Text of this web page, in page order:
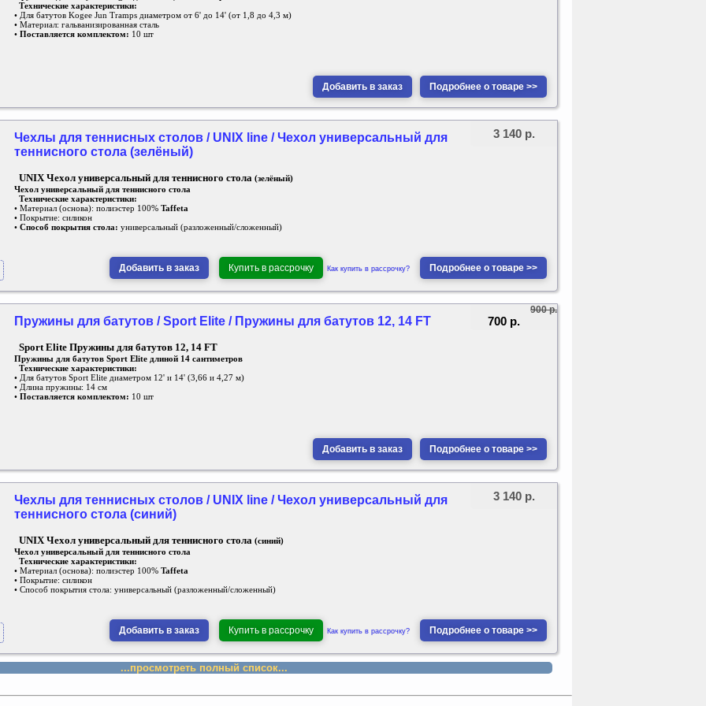
Технические характеристики:
• Для батутов Kogee Jun Tramps диаметром от 6' до 14' (от 1,8 до 4,3 м)
• Материал: гальванизированная сталь
• Поставляется комплектом: 10 шт
Добавить в заказ Подробнее о товаре >>
Чехлы для теннисных столов / UNIX line / Чехол универсальный для
теннисного стола (зелёный)
UNIX Чехол универсальный для теннисного стола (зелёный)
Чехол универсальный для теннисного стола
Технические характеристики:
• Материал (основа): полиэстер 100% Taffeta
• Покрытие: силикон
• Способ покрытия стола: универсальный (разложенный/сложенный)
Добавить в заказ Купить в рассрочку Как купить в рассрочку? Подробнее о товаре >>
3 140 р.
Пружины для батутов / Sport Elite / Пружины для батутов 12, 14 FT
Sport Elite Пружины для батутов 12, 14 FT
Пружины для батутов Sport Elite длиной 14 сантиметров
Технические характеристики:
• Для батутов Sport Elite диаметром 12' и 14' (3,66 и 4,27 м)
• Длина пружины: 14 см
• Поставляется комплектом: 10 шт
Добавить в заказ Подробнее о товаре >>
900 р.
700 р.
Чехлы для теннисных столов / UNIX line / Чехол универсальный для
теннисного стола (синий)
UNIX Чехол универсальный для теннисного стола (синий)
Чехол универсальный для теннисного стола
Технические характеристики:
• Материал (основа): полиэстер 100% Taffeta
• Покрытие: силикон
• Способ покрытия стола: универсальный (разложенный/сложенный)
Добавить в заказ Купить в рассрочку Как купить в рассрочку? Подробнее о товаре >>
3 140 р.
...просмотреть полный список...